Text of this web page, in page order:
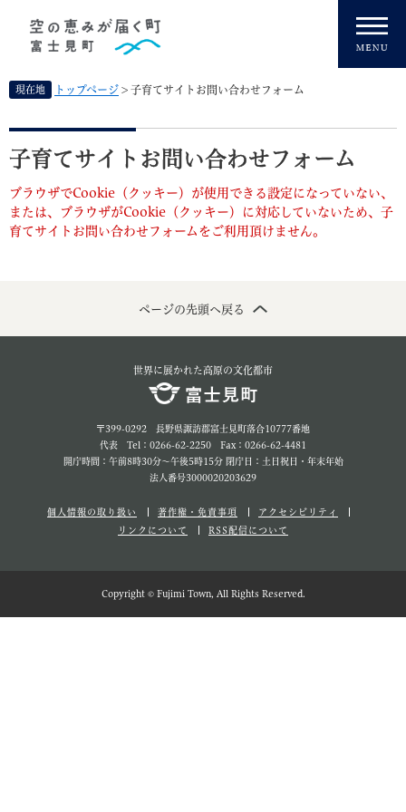
先
。
現在地 トップページ > 子育てサイトお問い合わせフォーム
本
文
子育てサイトお問い合わせフォーム
ブラウザでCookie（クッキー）が使用できる設定になっていない、
または、ブラウザがCookie（クッキー）に対応していないため、子
育てサイトお問い合わせフォームをご利用頂けません。
ページの先頭へ戻る
世界に展かれた高原の文化都市
〒399-0292 長野県諏訪郡富士見町落合10777番地
代表 Tel：0266-62-2250 Fax：0266-62-4481
開庁時間：午前8時30分～午後5時15分 閉庁日：土日祝日・年末年始
法人番号3000020203629
個人情報の取り扱い 著作権・免責事項
アクセシビリティ
リンクについて
RSS配信について
Copyright © Fujimi Town, All Rights Reserved.